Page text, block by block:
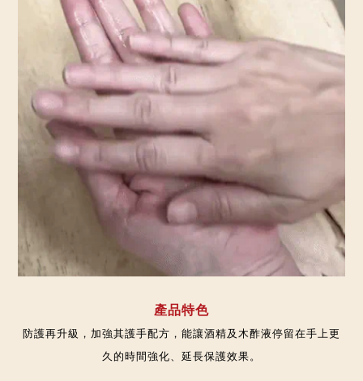
產品特色
防護再升級，加強其護手配方，能讓酒精及木酢液停留在手上更
久的時間強化、延長保護效果。